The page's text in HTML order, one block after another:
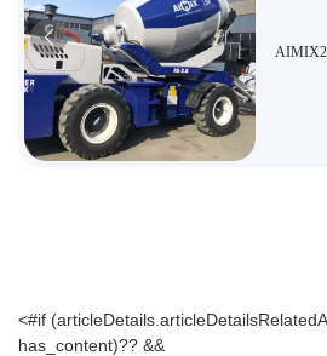
<#if
has_content)?? &&